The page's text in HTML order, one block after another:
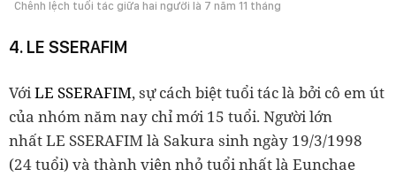
Chênh lệch tuổi tác giữa hai người là 7 năm 11 tháng
4. LE SSERAFIM
VớiLE SSERAFIM, sự cách biệt tuổi tác là bởi cô em út
của nhóm năm nay chỉ mới 15 tuổi. Người lớn
nhất LE SSERAFIM là Sakura sinh ngày 19/3/1998
(24 tuổi) và thành viên nhỏ tuổi nhất là Eunchae